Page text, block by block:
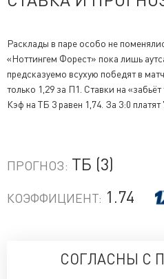
Расклады в паре особо не
«Ноттингем Форест» пока лишь
предсказуемо всухую победят в
только 1,29 за П1. Ставки на
Кэф на ТБ 3 равен 1,74. За 3:0 платят
ПРОГНОЗ: ТБ (3)
КОЭФФИЦИЕНТ: 1.74
СОГЛАСНЫ С